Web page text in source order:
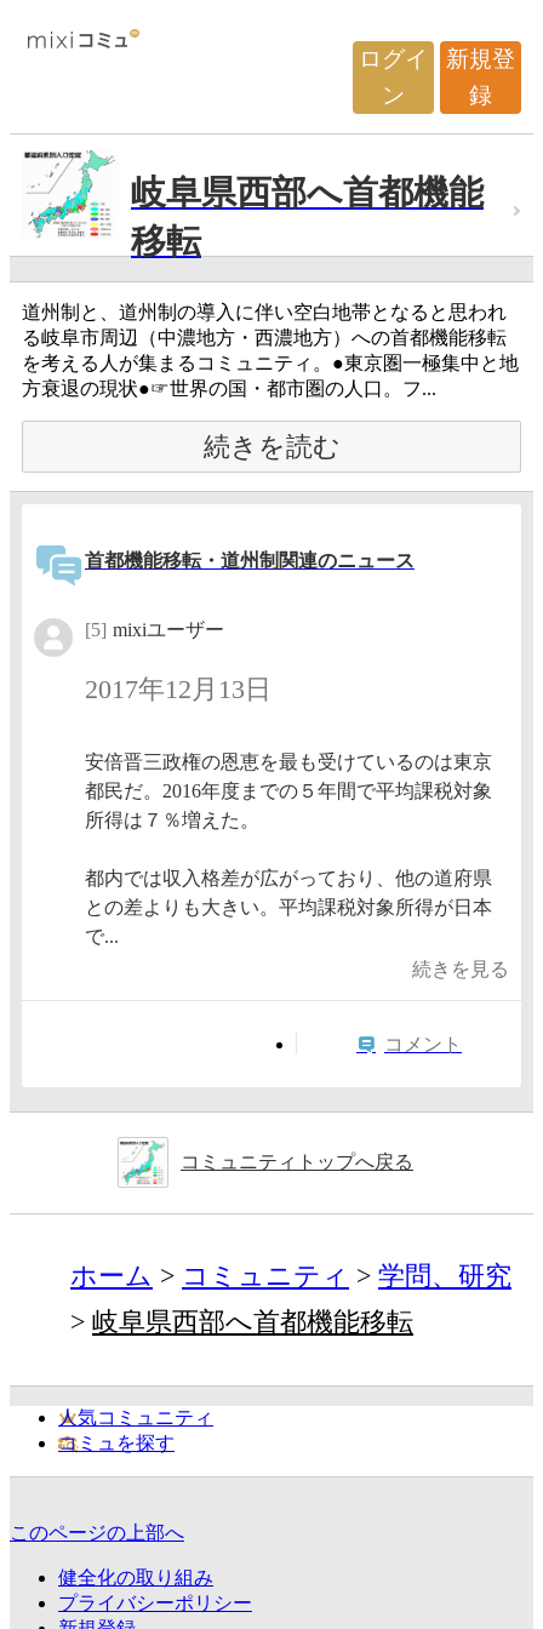
ログイ
ン
新規登
録
岐阜県西部へ首都機能
移転
道州制と、道州制の導入に伴い空白地帯となると思われ
る岐阜市周辺（中濃地方・西濃地方）への首都機能移転
を考える人が集まるコミュニティ。●東京圏一極集中と地
方衰退の現状●☞世界の国・都市圏の人口。フ...
続きを読む
首都機能移転・道州制関連のニュース
[5] mixiユーザー
2017年12月13日
安倍晋三政権の恩恵を最も受けているのは東京
都民だ。2016年度までの５年間で平均課税対象
所得は７％増えた。
都内では収入格差が広がっており、他の道府県
との差よりも大きい。平均課税対象所得が日本
で...
続きを見る
コメント
コミュニティトップへ戻る
ホーム コミュニティ
学問、研究
岐阜県西部へ首都機能移転
人気コミュニティ
コミュを探す
このページの上部へ
健全化の取り組み
プライバシーポリシー